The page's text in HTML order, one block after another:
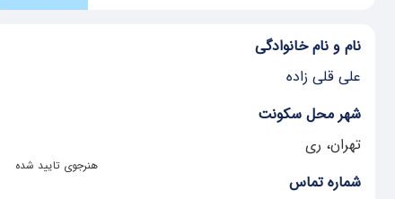
هنرجوی تایید شده
نام و نام خانوادگی
علی قلی زاده
شهر محل سکونت
تهران، ری
شماره تماس